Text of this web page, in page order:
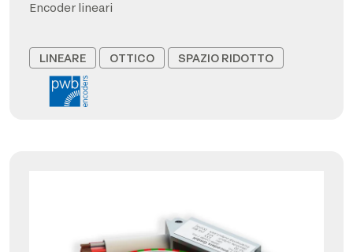
Encoder lineari
LINEARE OTTICO SPAZIO RIDOTTO